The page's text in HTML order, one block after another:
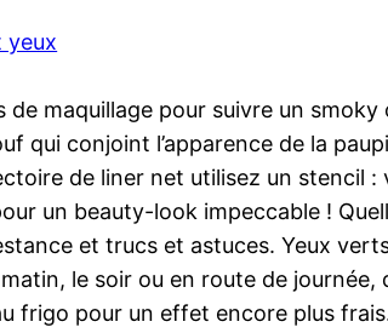
yeux
de maquillage pour suivre un
qui conjoint l’apparence de la
de liner net utilisez un stencil
un beauty-look impeccable !
et trucs et astuces. Yeux
le soir ou en route de
frigo pour un effet encore plus